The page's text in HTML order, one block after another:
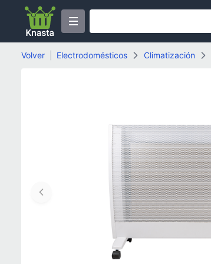
Volver Electrodomésticos Climatización